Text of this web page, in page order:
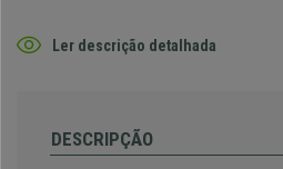
Ler descrição detalhada
DESCRIPÇÃO